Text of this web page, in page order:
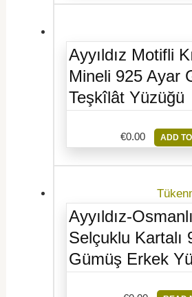
Ayyıldız Motifli
Mineli 925 Ayar
Teşkîlât Yüzüğü
€0.00 ADD
Ayyıldız-
Selçuklu Kartalı
Gümüş Erkek